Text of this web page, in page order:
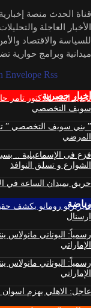
قناة الحدث منصة
الأخبار العاجلة
للسياسة والاقتصاد
ميدانية وبرامج
Envelope Rss
اخبار حصرية
تجديد الثقة للدكتور
سويف التخصصي
” بني سويف التخصصي ”
المرضي
فزع فى الإسماعيلية ..
الشوارع و تسلق النوافذ
حريق بميدان الساعة في
رياضة
فابريزيو رومانو يكشف
ارسنال
رسمياً: اليوناني
الإماراتي
رسمياً: اليوناني
الإماراتي
عاجل: الاهلي يهزم اسوان